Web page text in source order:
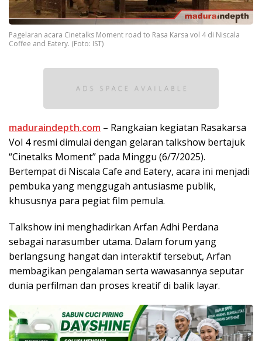
Pagelaran acara Cinetalks Moment road to Rasa Karsa vol 4 di Niscala
Coffee and Eatery. (Foto: IST)
maduraindepth.com – Rangkaian kegiatan Rasakarsa
Vol 4 resmi dimulai dengan gelaran talkshow bertajuk
“Cinetalks Moment” pada Minggu (6/7/2025).
Bertempat di Niscala Cafe and Eatery, acara ini menjadi
pembuka yang menggugah antusiasme publik,
khususnya para pegiat film pemula.
Talkshow ini menghadirkan Arfan Adhi Perdana
sebagai narasumber utama. Dalam forum yang
berlangsung hangat dan interaktif tersebut, Arfan
membagikan pengalaman serta wawasannya seputar
dunia perfilman dan proses kreatif di balik layar.